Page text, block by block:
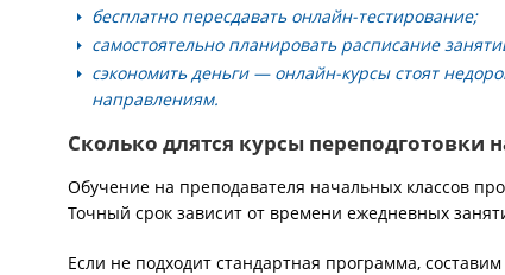
бесплатно пересдавать онлайн-тестирование;
самостоятельно планировать расписание
сэкономить деньги — онлайн-курсы стоят
направлениям.
Сколько длятся курсы переподготовки
Обучение на преподавателя начальных классов
Точный срок зависит от времени ежедневных
Если не подходит стандартная программа,